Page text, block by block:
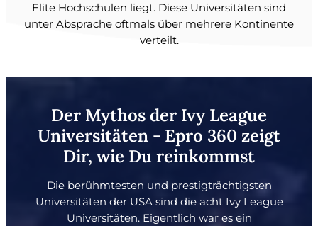
Elite Hochschulen liegt. Diese Universitäten sind
unter Absprache oftmals über mehrere Kontinente
verteilt.
Der Mythos der Ivy League
Universitäten - Epro 360 zeigt
Dir, wie Du reinkommst
Die berühmtesten und prestigträchtigsten
Universitäten der USA sind die acht Ivy League
Universitäten. Eigentlich war es ein